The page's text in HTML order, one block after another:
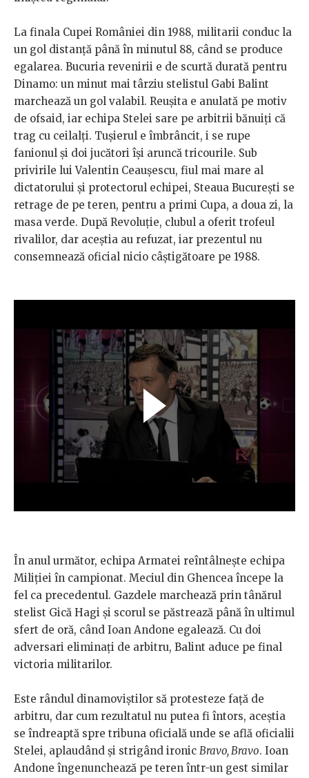
La finala Cupei României din 1988, militarii conduc la
un gol distanță până în minutul 88, când se produce
egalarea. Bucuria revenirii e de scurtă durată pentru
Dinamo: un minut mai târziu stelistul Gabi Balint
marchează un gol valabil. Reușita e anulată pe motiv
de ofsaid, iar echipa Stelei sare pe arbitrii bănuiți că
trag cu ceilalți. Tușierul e îmbrâncit, i se rupe
fanionul și doi jucători își aruncă tricourile. Sub
privirile lui Valentin Ceaușescu, fiul mai mare al
dictatorului și protectorul echipei, Steaua București se
retrage de pe teren, pentru a primi Cupa, a doua zi, la
masa verde. După Revoluție, clubul a oferit trofeul
rivalilor, dar aceștia au refuzat, iar prezentul nu
consemnează oficial nicio câștigătoare pe 1988.
În anul următor, echipa Armatei reîntâlnește echipa
Miliției în campionat. Meciul din Ghencea începe la
fel ca precedentul. Gazdele marchează prin tânărul
stelist Gică Hagi și scorul se păstrează până în ultimul
sfert de oră, când Ioan Andone egalează. Cu doi
adversari eliminați de arbitru, Balint aduce pe final
victoria militarilor.
Este rândul dinamoviștilor să protesteze față de
arbitru, dar cum rezultatul nu putea fi întors, aceștia
se îndreaptă spre tribuna oficială unde se află oficialii
Stelei, aplaudând și strigând ironic Bravo, Bravo. Ioan
Andone îngenunchează pe teren într-un gest similar